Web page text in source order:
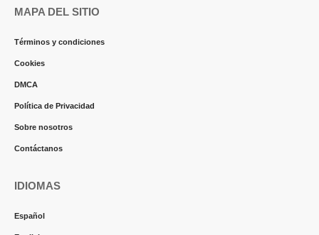
MAPA DEL SITIO
Términos y condiciones
Cookies
DMCA
Política de Privacidad
Sobre nosotros
Contáctanos
IDIOMAS
Español